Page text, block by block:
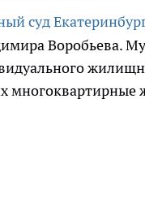
суд
Воробьева.
многоквартирные